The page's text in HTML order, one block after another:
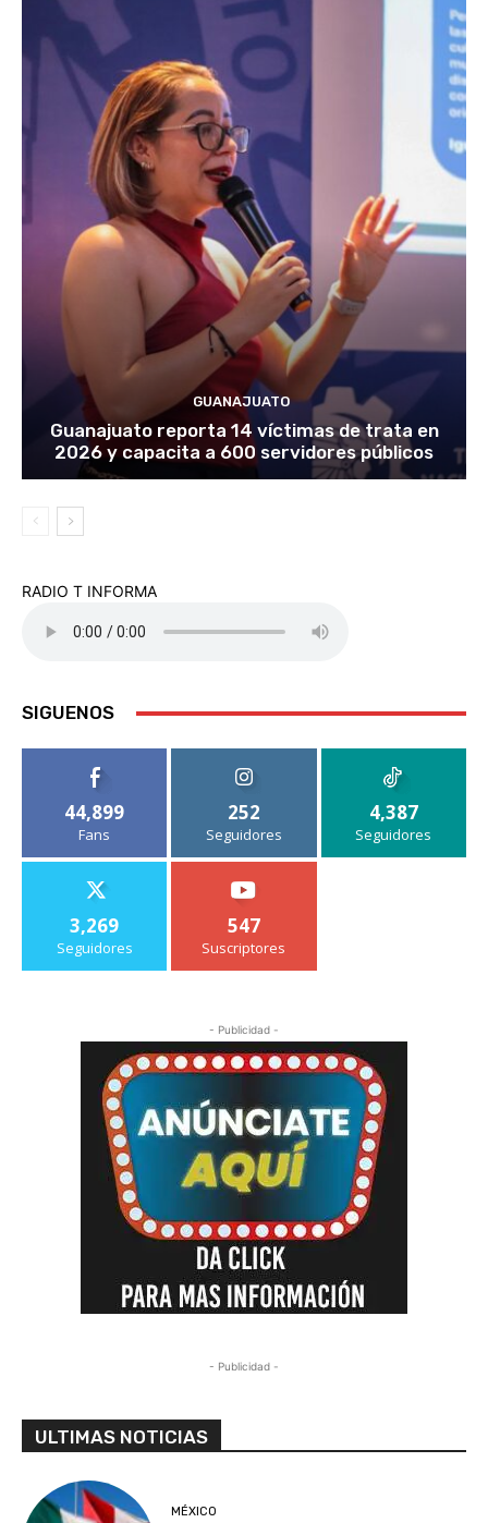
GUANAJUATO
Guanajuato reporta 14 víctimas de trata en
2026 y capacita a 600 servidores públicos
RADIO T INFORMA
SIGUENOS
44,899
Fans
252
Seguidores
4,387
Seguidores
3,269
Seguidores
547
Suscriptores
- Publicidad -
- Publicidad -
ULTIMAS NOTICIAS
MÉXICO